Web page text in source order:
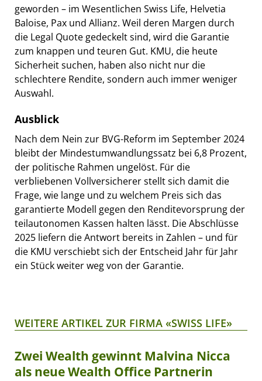
geworden – im Wesentlichen Swiss Life, Helvetia
Baloise, Pax und Allianz. Weil deren Margen durch
die Legal Quote gedeckelt sind, wird die Garantie
zum knappen und teuren Gut. KMU, die heute
Sicherheit suchen, haben also nicht nur die
schlechtere Rendite, sondern auch immer weniger
Auswahl.
Ausblick
Nach dem Nein zur BVG-Reform im September 2024
bleibt der Mindestumwandlungssatz bei 6,8 Prozent,
der politische Rahmen ungelöst. Für die
verbliebenen Vollversicherer stellt sich damit die
Frage, wie lange und zu welchem Preis sich das
garantierte Modell gegen den Renditevorsprung der
teilautonomen Kassen halten lässt. Die Abschlüsse
2025 liefern die Antwort bereits in Zahlen – und für
die KMU verschiebt sich der Entscheid Jahr für Jahr
ein Stück weiter weg von der Garantie.
WEITERE ARTIKEL ZUR FIRMA «SWISS LIFE»
Zwei Wealth gewinnt Malvina Nicca
als neue Wealth Office Partnerin